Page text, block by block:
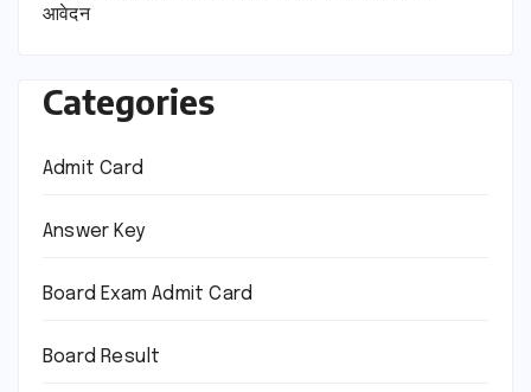
आवेदन
Categories
Admit Card
Answer Key
Board Exam Admit Card
Board Result